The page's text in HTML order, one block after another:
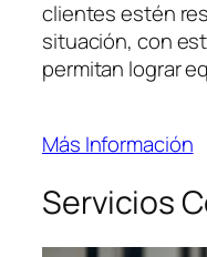
clientes estén
situación, con
permitan lograr
Más Información
Servicios